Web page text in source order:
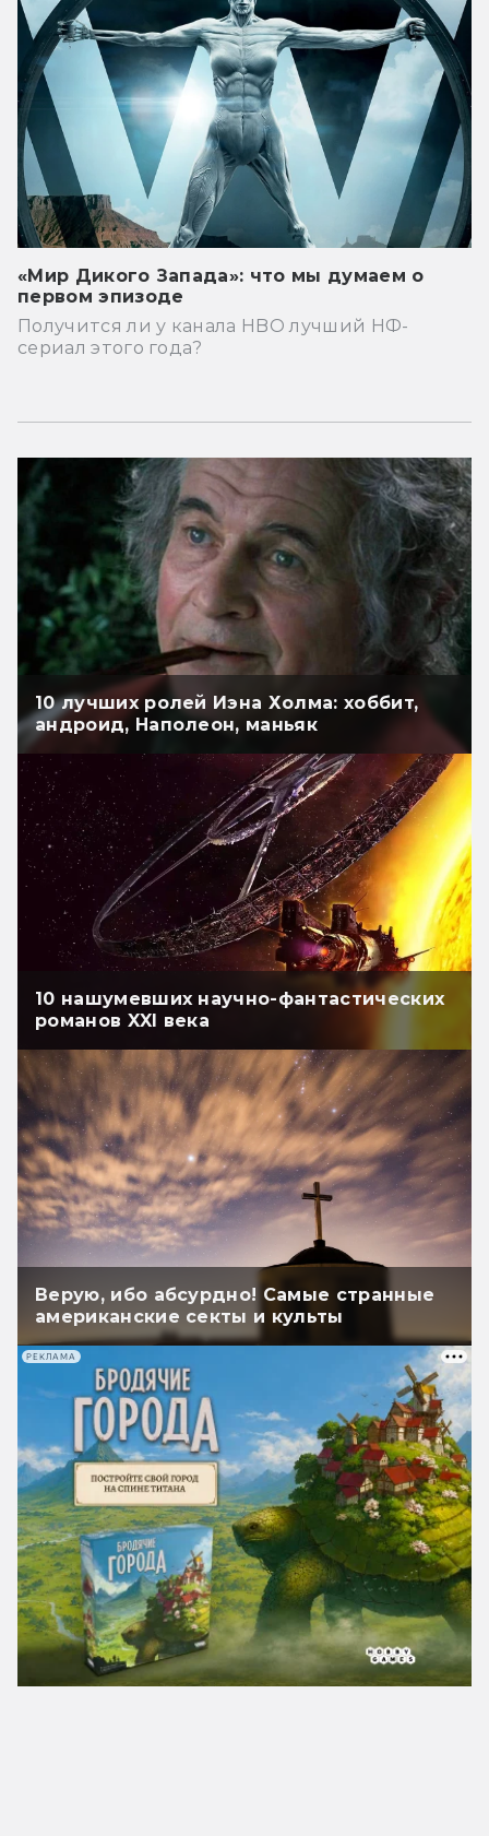
«Мир Дикого Запада»: что мы думаем о
первом эпизоде
Получится ли у канала HBO лучший НФ-
сериал этого года?
10 лучших ролей Иэна Холма: хоббит,
андроид, Наполеон, маньяк
10 нашумевших научно-фантастических
романов XXI века
Верую, ибо абсурдно! Самые странные
американские секты и культы
РЕКЛАМА